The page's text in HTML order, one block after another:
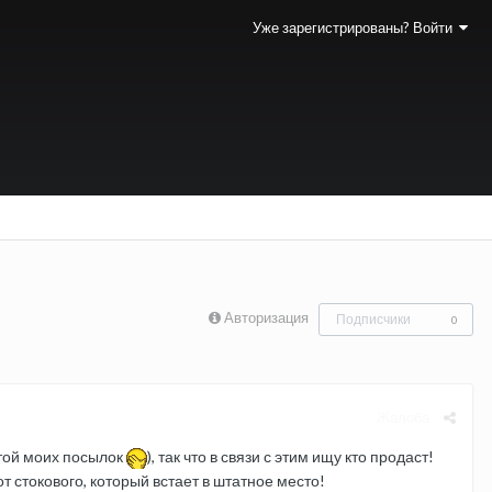
Уже зарегистрированы? Войти
Авторизация Подписчики 0
моих посылок
), так что в связи с этим ищу кто продаст!
который встает в штатное место!